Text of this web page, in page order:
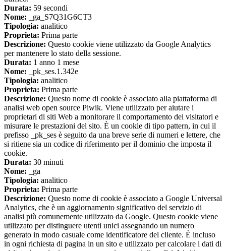
Durata: 59 secondi
Nome: _ga_S7Q31G6CT3
Tipologia: analitico
Proprieta: Prima parte
Descrizione: Questo cookie viene utilizzato da Google Analytics
per mantenere lo stato della sessione.
Durata: 1 anno 1 mese
Nome: _pk_ses.1.342e
Tipologia: analitico
Proprieta: Prima parte
Descrizione: Questo nome di cookie è associato alla piattaforma di
analisi web open source Piwik. Viene utilizzato per aiutare i
proprietari di siti Web a monitorare il comportamento dei visitatori e
misurare le prestazioni del sito. È un cookie di tipo pattern, in cui il
prefisso _pk_ses è seguito da una breve serie di numeri e lettere, che
si ritiene sia un codice di riferimento per il dominio che imposta il
cookie.
Durata: 30 minuti
Nome: _ga
Tipologia: analitico
Proprieta: Prima parte
Descrizione: Questo nome di cookie è associato a Google Universal
Analytics, che è un aggiornamento significativo del servizio di
analisi più comunemente utilizzato da Google. Questo cookie viene
utilizzato per distinguere utenti unici assegnando un numero
generato in modo casuale come identificatore del cliente. È incluso
in ogni richiesta di pagina in un sito e utilizzato per calcolare i dati di